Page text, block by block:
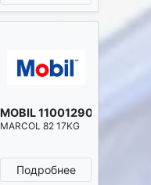
MOBIL 11001290
MARCOL 82 17KG
Подробнее